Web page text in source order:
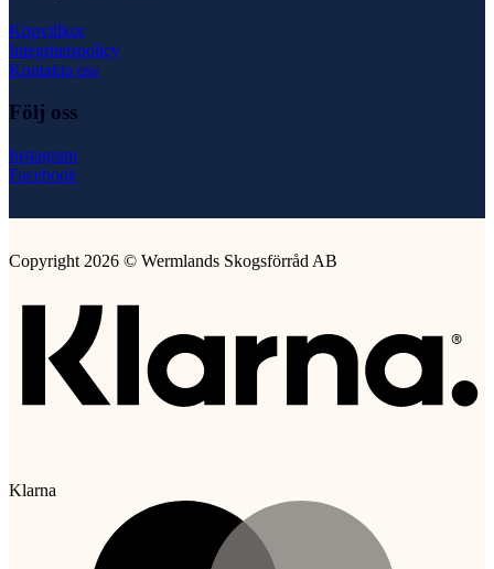
Köpvillkor
Integritetspolicy
Kontakta oss
Följ oss
Instagram
Facebook
Copyright 2026 © Wermlands Skogsförråd AB
Klarna